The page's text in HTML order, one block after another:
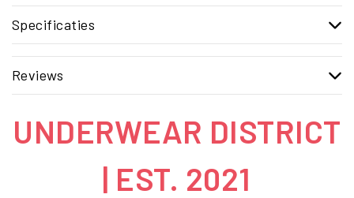
Specificaties
Reviews
UNDERWEAR DISTRICT
| EST. 2021